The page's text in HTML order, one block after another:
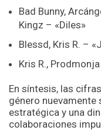
Bad Bunny,
Kingz – «Diles»
Blessd, Kris R. –
Kris R.,
En síntesis, las
género nuevamente
estratégica y una
colaboraciones